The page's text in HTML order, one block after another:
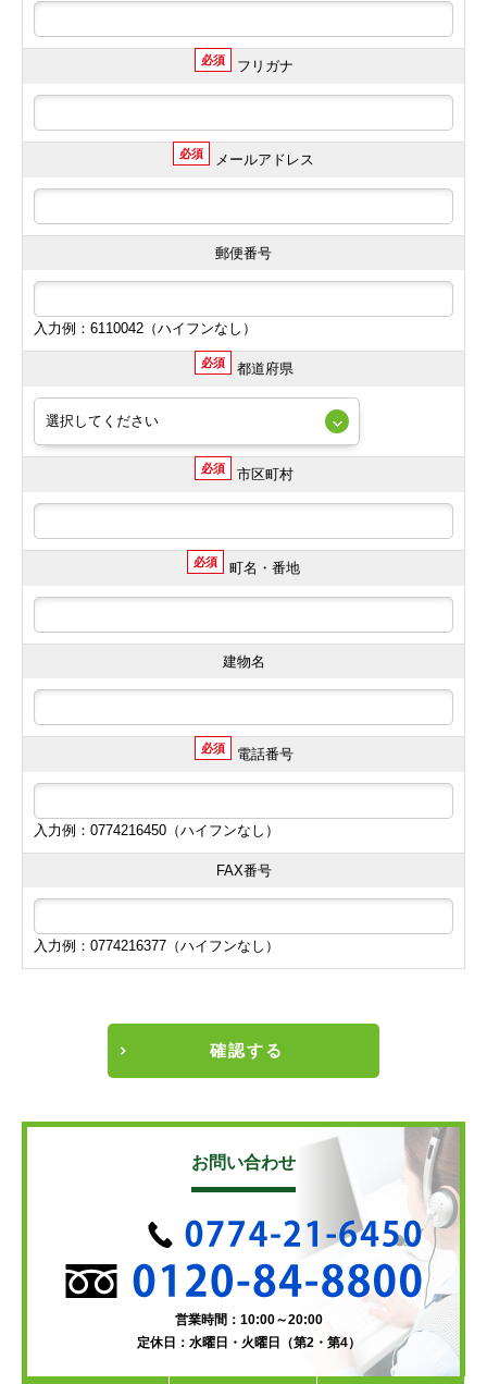
必須 フリガナ
必須 メールアドレス
郵便番号
入力例：6110042（ハイフンなし）
必須 都道府県
必須 市区町村
必須 町名・番地
建物名
必須 電話番号
入力例：0774216450（ハイフンなし）
FAX番号
入力例：0774216377（ハイフンなし）
確認する
お問い合わせ
営業時間：10:00～20:00
定休日：水曜日・火曜日（第2・第4）